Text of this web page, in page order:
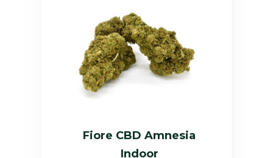
Fiore CBD Amnesia
Indoor